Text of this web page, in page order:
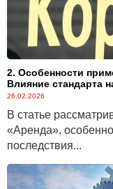
2. Особенности
Влияние стандарта
26.02.2026
В статье
«Аренда»,
последствия...